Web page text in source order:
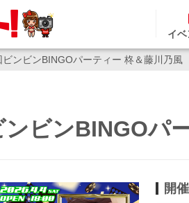
イ
ビンビンBINGOパーティー 柊＆藤川乃風
ンビンBINGOパ
開